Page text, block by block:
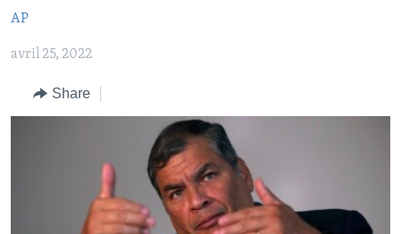
main
Skip
Search
VIDEO
FLASHPOINT IKRÈN
Learning English
AP
avril 25, 2022
Share